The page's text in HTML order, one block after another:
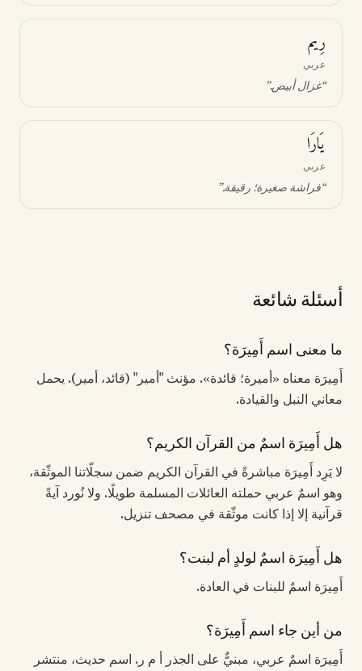
رِيم
عربي
“غزال أبيض.”
يَارَا
عربي
“فراشة صغيرة؛ رقيقة.”
أسئلة شائعة
ما معنى اسم أَمِيرَة؟
أَمِيرَة معناه «أميرة؛ قائدة». مؤنث "أمير" (قائد، أمير). يحمل
معاني النبل والقيادة.
هل أَمِيرَة اسمٌ من القرآن الكريم؟
لا يَرِد أَمِيرَة مباشرةً في القرآن الكريم ضمن سجلّاتنا الموثّقة،
وهو اسمٌ عربي حملته العائلات المسلمة طويلًا. ولا نُورد آيةً
قرآنية إلا إذا كانت موثّقة في مصحف تنزيل.
هل أَمِيرَة اسمٌ لولدٍ أم لبنت؟
أَمِيرَة اسمٌ للبنات في العادة.
من أين جاء اسم أَمِيرَة؟
أَمِيرَة اسمٌ عربي، مبنيٌّ على الجذر أ م ر. اسم حديث، منتشر